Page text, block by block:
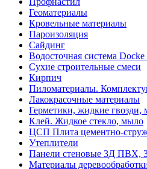
Геоматериалы
Кровельные материалы
Пароизоляция
Сайдинг
Водосточная система Docke
Сухие строительные смеси
Кирпич
Пиломатериалы.
Лакокрасочные материалы
Герметики, жидкие гвозди,
Клей. Жидкое стекло, мыло
ЦСП Плита цементно-
Утеплители
Панели стеновые 3Д ПВХ,
Материалы